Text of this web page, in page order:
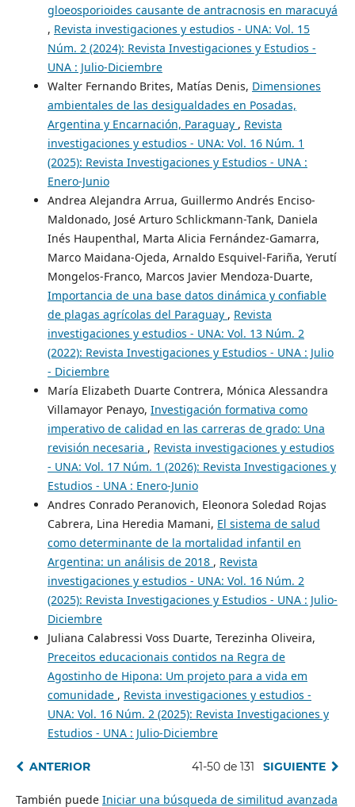
gloeosporioides causante de antracnosis en maracuyá
, Revista investigaciones y estudios - UNA: Vol. 15
Núm. 2 (2024): Revista Investigaciones y Estudios -
UNA : Julio-Diciembre
Walter Fernando Brites, Matías Denis, Dimensiones
ambientales de las desigualdades en Posadas,
Argentina y Encarnación, Paraguay , Revista
investigaciones y estudios - UNA: Vol. 16 Núm. 1
(2025): Revista Investigaciones y Estudios - UNA :
Enero-Junio
Andrea Alejandra Arrua, Guillermo Andrés Enciso-
Maldonado, José Arturo Schlickmann-Tank, Daniela
Inés Haupenthal, Marta Alicia Fernández-Gamarra,
Marco Maidana-Ojeda, Arnaldo Esquivel-Fariña, Yerutí
Mongelos-Franco, Marcos Javier Mendoza-Duarte,
Importancia de una base datos dinámica y confiable
de plagas agrícolas del Paraguay , Revista
investigaciones y estudios - UNA: Vol. 13 Núm. 2
(2022): Revista Investigaciones y Estudios - UNA : Julio
- Diciembre
María Elizabeth Duarte Contrera, Mónica Alessandra
Villamayor Penayo, Investigación formativa como
imperativo de calidad en las carreras de grado: Una
revisión necesaria , Revista investigaciones y estudios
- UNA: Vol. 17 Núm. 1 (2026): Revista Investigaciones y
Estudios - UNA : Enero-Junio
Andres Conrado Peranovich, Eleonora Soledad Rojas
Cabrera, Lina Heredia Mamani, El sistema de salud
como determinante de la mortalidad infantil en
Argentina: un análisis de 2018 , Revista
investigaciones y estudios - UNA: Vol. 16 Núm. 2
(2025): Revista Investigaciones y Estudios - UNA : Julio-
Diciembre
Juliana Calabressi Voss Duarte, Terezinha Oliveira,
Preceitos educacionais contidos na Regra de
Agostinho de Hipona: Um projeto para a vida em
comunidade , Revista investigaciones y estudios -
UNA: Vol. 16 Núm. 2 (2025): Revista Investigaciones y
Estudios - UNA : Julio-Diciembre
ANTERIOR 41-50 de 131 SIGUIENTE
También puede Iniciar una búsqueda de similitud avanzada